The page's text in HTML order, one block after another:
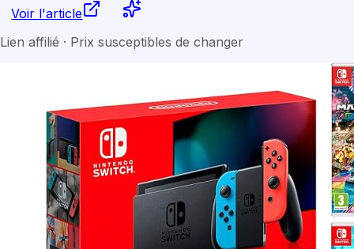
Voir l'article
Lien affilié · Prix susceptibles de changer